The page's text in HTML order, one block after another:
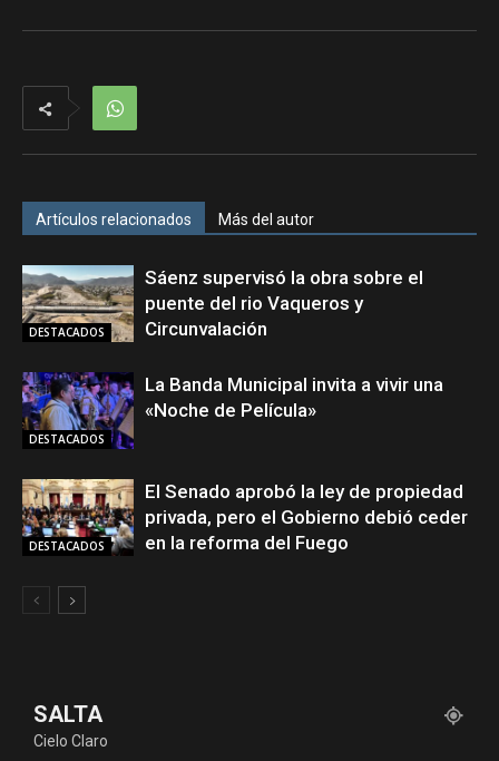
Artículos relacionados Más del autor
DESTACADOS
Sáenz supervisó la obra sobre el
puente del rio Vaqueros y
Circunvalación
DESTACADOS
La Banda Municipal invita a vivir una
«Noche de Película»
DESTACADOS
El Senado aprobó la ley de propiedad
privada, pero el Gobierno debió ceder
en la reforma del Fuego
SALTA
Cielo Claro